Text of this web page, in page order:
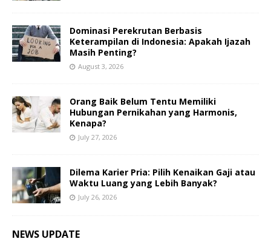
Dominasi Perekrutan Berbasis
Keterampilan di Indonesia: Apakah Ijazah
Masih Penting?
August 3, 2026
Orang Baik Belum Tentu Memiliki
Hubungan Pernikahan yang Harmonis,
Kenapa?
July 27, 2026
Dilema Karier Pria: Pilih Kenaikan Gaji atau
Waktu Luang yang Lebih Banyak?
July 26, 2026
NEWS UPDATE